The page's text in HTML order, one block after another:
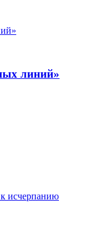
линий»
исчерпанию